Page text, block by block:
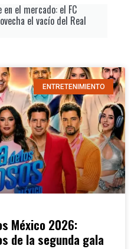
el mercado: el FC
el vacío del Real
ENTRETENIMIENTO
México 2026:
de la segunda gala